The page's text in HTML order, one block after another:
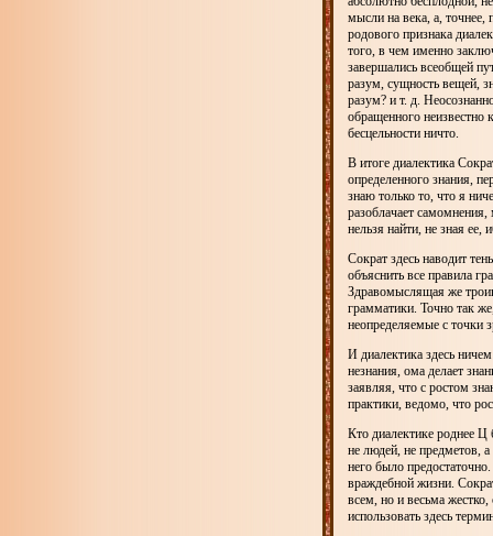
мысли на века, а, точнее,
родового признака
того, в чем именно
завершались всеобщей
разум, сущность вещей,
разум? и т. д.
обращенного неизвестно
бесцельности ничто.
В итоге диалектика
определенного знания,
знаю только то, что я
разоблачает
нельзя найти, не зная ее,
Сократ здесь наводит
объяснить все правила
Здравомыслящая же
грамматики. Точно так
неопределяемые с точки
И диалектика здесь
незнания, ома делает
заявляя, что с ростом
практики, ведомо, что
Кто диалектике роднее Ц
не людей, не предметов,
него было
враждебной жизни.
всем, но и весьма жестко,
использовать здесь